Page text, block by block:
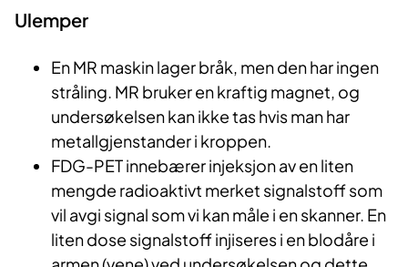
Ulemper
En MR maskin lager bråk, men den har ingen
stråling. MR bruker en kraftig magnet, og
undersøkelsen kan ikke tas hvis man har
metallgjenstander i kroppen.
FDG-PET innebærer injeksjon av en liten
mengde radioaktivt merket signalstoff som
vil avgi signal som vi kan måle i en skanner. En
liten dose signalstoff injiseres i en blodåre i